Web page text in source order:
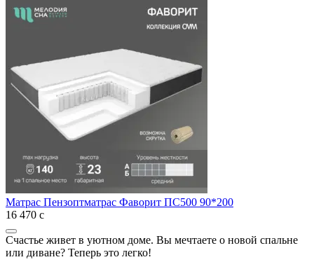
Матрас Пензоптматрас Фаворит ПС500 90*200
16 470 с
Счастье живет в уютном доме. Вы мечтаете о новой спальне
или диване? Теперь это легко!